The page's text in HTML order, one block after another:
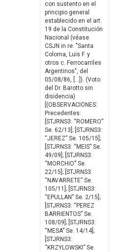
con sustento en el
principio general
establecido en el art.
19 de la Constitución
Nacional (véase
CSJN in re: "Santa
Coloma, Luis F. y
otros c. Ferrocarriles
Argentinos", del
05/08/86, […]). (Voto
del Dr. Barotto sin
disidencia)
[(OBSERVACIONES:
Precedentes:
[STJRNS3: “ROMERO”
Se. 62/13]; [STJRNS3:
“JEREZ” Se. 105/15];
[STJRNS3: “MEIS” Se.
49/09]; [STJRNS3:
“MORCHIO” Se.
22/15]; [STJRNS3:
“NAVARRETE” Se.
105/11]; [STJRNS3:
“EPULLAN” Se. 2/15];
[STJRNS3: “PEREZ
BARRIENTOS” Se.
108/09]; [STJRNS3:
“MESA” Se. 14/14];
[STJRNS3:
“KRZYLOWSKI” Se.